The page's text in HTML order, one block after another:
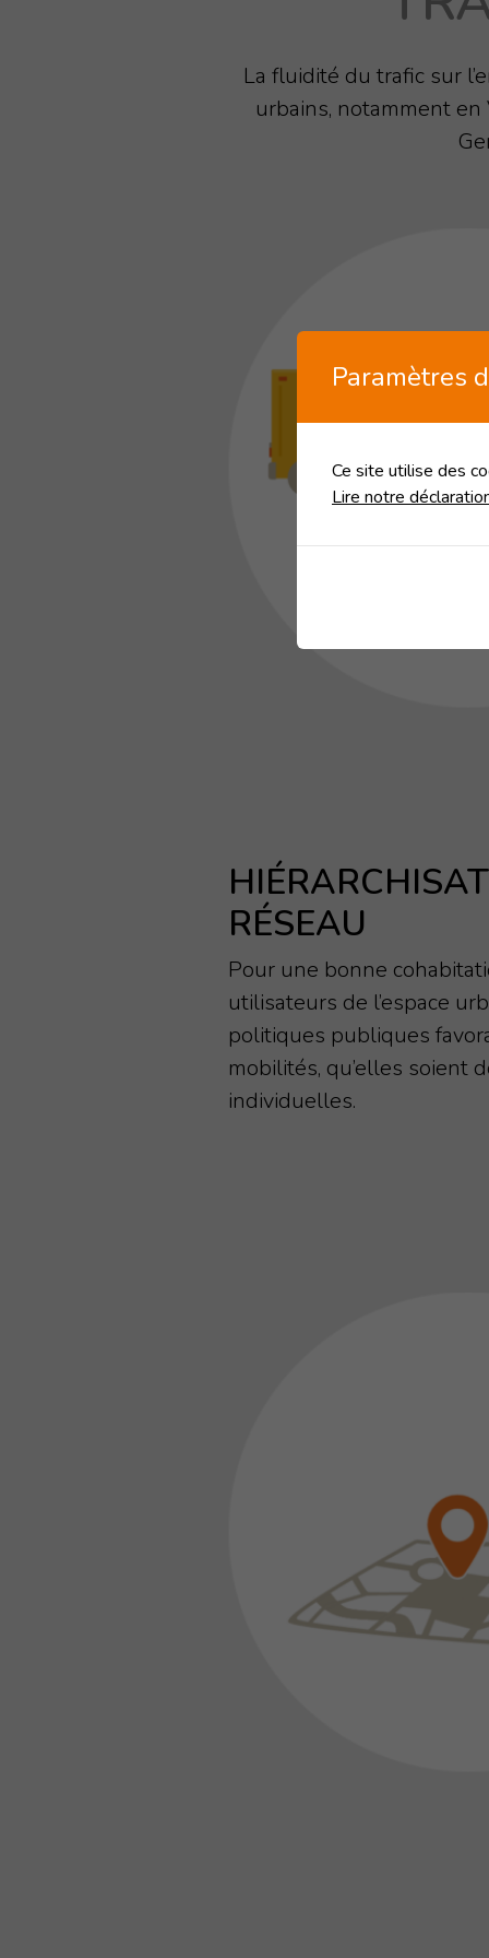
La fluidité du trafic sur
urbains, notamment
RÉSEAU
Pour une bonne
utilisateurs de l’espace
politiques publiques
mobilités, qu’elles soient
individuelles.
Paramètres
Ce site utilise des
Lire notre